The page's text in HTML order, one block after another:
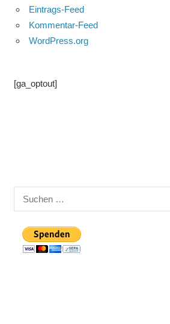
Eintrags-Feed
Kommentar-Feed
WordPress.org
[ga_optout]
Suchen
nach: